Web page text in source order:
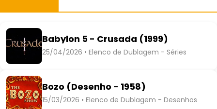
Babylon 5 - Crusada (1999)
25/04/2026 • Elenco de Dublagem - Séries
Bozo (Desenho - 1958)
15/03/2026 • Elenco de Dublagem - Desenhos